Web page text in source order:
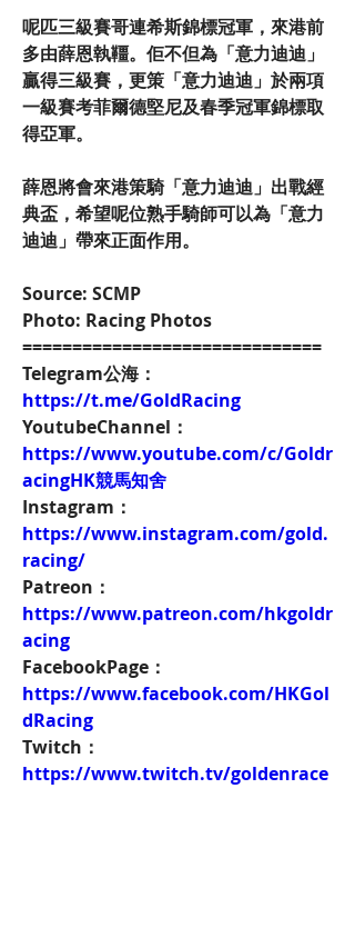
呢匹三級賽哥連希斯錦標冠軍，來港前
多由薛恩執韁。佢不但為「意力迪迪」
贏得三級賽，更策「意力迪迪」於兩項
一級賽考菲爾德堅尼及春季冠軍錦標取
得亞軍。
薛恩將會來港策騎「意力迪迪」出戰經
典盃，希望呢位熟手騎師可以為「意力
迪迪」帶來正面作用。
Source: SCMP
Photo: Racing Photos
==============================
Telegram公海：
https://t.me/GoldRacing
YoutubeChannel：
https://www.youtube.com/c/Goldr
acingHK競馬知舍
Instagram：
https://www.instagram.com/gold.
racing/
Patreon：
https://www.patreon.com/hkgoldr
acing
FacebookPage：
https://www.facebook.com/HKGol
dRacing
Twitch：
https://www.twitch.tv/goldenrace